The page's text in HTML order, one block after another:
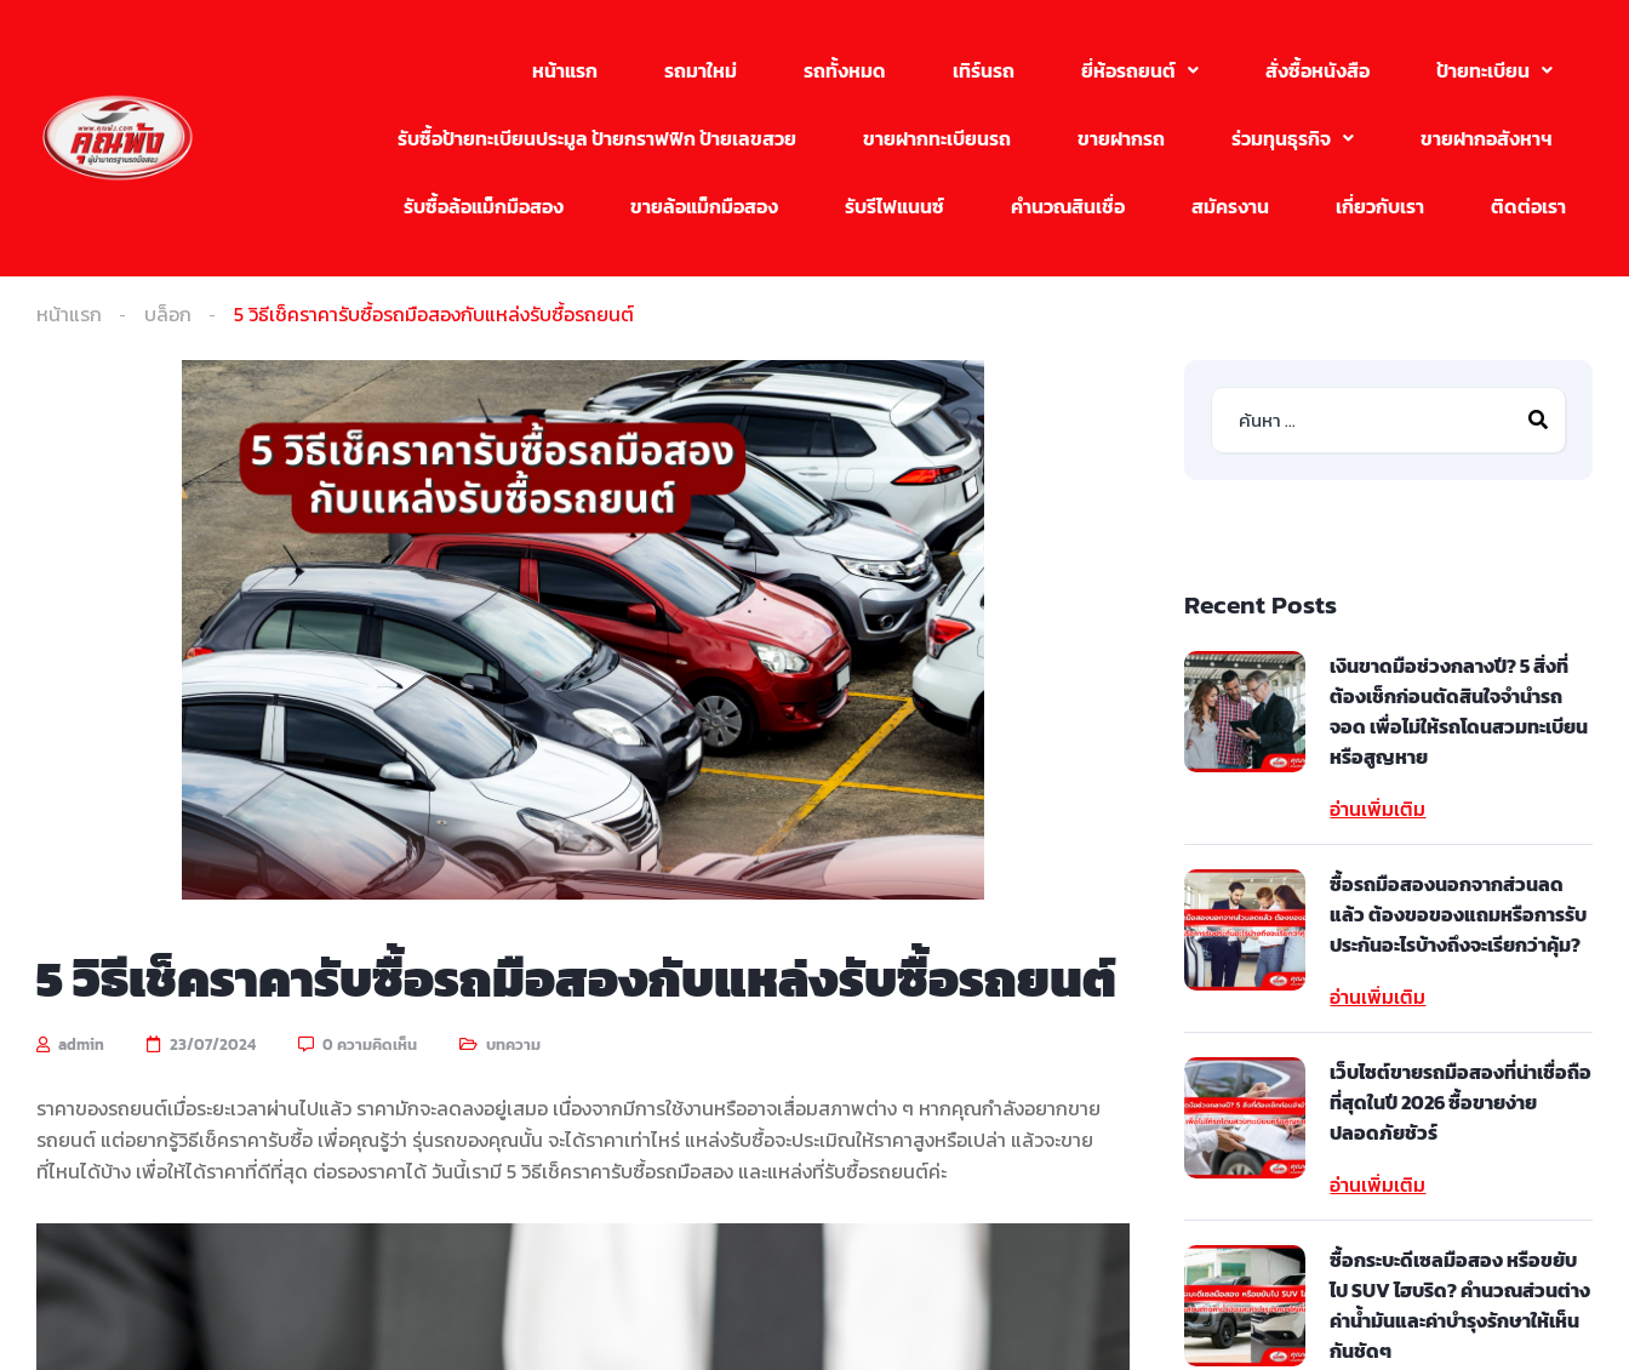
หน้าแรก รถมาใหม่ รถทั้งหมด เทิร์นรถ ยี่ห้อรถยนต์ สั่งซื้อหนังสือ ป้ายทะเบียน
รับซื้อป้ายทะเบียนประมูล ป้ายกราฟฟิก ป้ายเลขสวย ขายฝากทะเบียนรถ ขายฝากรถ ร่วมทุนธุรกิจ ขายฝากอสังหาฯ
รับซื้อล้อแม็กมือสอง ขายล้อแม็กมือสอง รับรีไฟแนนซ์ คำนวณสินเชื่อ สมัครงาน เกี่ยวกับเรา ติดต่อเรา
หน้าแรก บล็อก 5 วิธีเช็คราคารับซื้อรถมือสองกับแหล่งรับซื้อรถยนต์
5 วิธีเช็คราคารับซื้อรถมือสองกับแหล่งรับซื้อรถยนต์
admin 23/07/2024 0 ความคิดเห็น บทความ
ราคาของรถยนต์เมื่อระยะเวลาผ่านไปแล้ว ราคามักจะลดลงอยู่เสมอ เนื่องจากมีการใช้งานหรืออาจเสื่อมสภาพต่าง ๆ หากคุณกำลังอยากขาย
รถยนต์ แต่อยากรู้วิธีเช็คราคารับซื้อ เพื่อคุณรู้ว่า รุ่นรถของคุณนั้น จะได้ราคาเท่าไหร่ แหล่งรับซื้อจะประเมิณให้ราคาสูงหรือเปล่า แล้วจะขาย
ที่ไหนได้บ้าง เพื่อให้ได้ราคาที่ดีที่สุด ต่อรองราคาได้ วันนี้เรามี 5 วิธีเช็คราคารับซื้อรถมือสอง และแหล่งที่รับซื้อรถยนต์ค่ะ
Recent Posts
เงินขาดมือช่วงกลางปี? 5 สิ่งที่
ต้องเช็กก่อนตัดสินใจจำนำรถ
จอด เพื่อไม่ให้รถโดนสวมทะเบียน
หรือสูญหาย
อ่านเพิ่มเติม
ซื้อรถมือสองนอกจากส่วนลด
แล้ว ต้องขอของแถมหรือการรับ
ประกันอะไรบ้างถึงจะเรียกว่าคุ้ม?
อ่านเพิ่มเติม
เว็บไซต์ขายรถมือสองที่น่าเชื่อถือ
ที่สุดในปี 2026 ซื้อขายง่าย
ปลอดภัยชัวร์
อ่านเพิ่มเติม
ซื้อกระบะดีเซลมือสอง หรือขยับ
ไป SUV ไฮบริด? คำนวณส่วนต่าง
ค่าน้ำมันและค่าบำรุงรักษาให้เห็น
กันชัดๆ